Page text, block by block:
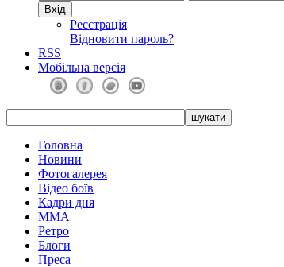
Реєстрація
Відновити пароль?
RSS
Мобільна версія
Головна
Новини
Фотогалерея
Відео боїв
Кадри дня
ММА
Ретро
Блоги
Преса